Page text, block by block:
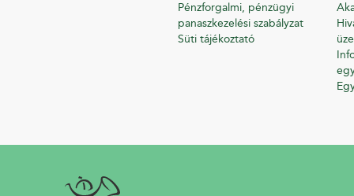
Pénzforgalmi, pénzügyi
panaszkezelési szabályzat
Süti tájékoztató